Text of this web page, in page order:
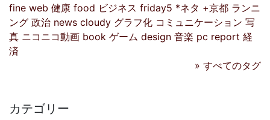
fine web 健康 food ビジネス friday5 *ネタ +京都 ランニ
ング 政治 news cloudy グラフ化 コミュニケーション 写
真 ニコニコ動画 book ゲーム design 音楽 pc report 経
済
» すべてのタグ
カテゴリー